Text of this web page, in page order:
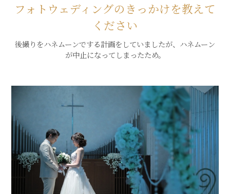
フォトウェディングのきっかけを教えて
ください
後撮りをハネムーンでする計画をしていましたが、ハネムーン
が中止になってしまったため。